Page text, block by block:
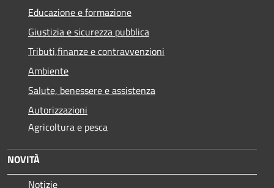
Educazione e formazione
Giustizia e sicurezza pubblica
Tributi,finanze e contravvenzioni
Ambiente
Salute, benessere e assistenza
Autorizzazioni
Agricoltura e pesca
NOVITÀ
Notizie